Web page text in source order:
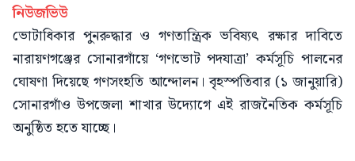
নিউজভিউ
ভোটাধিকার পুনরুদ্ধার ও গণতান্ত্রিক ভবিষ্যৎ রক্ষার দাবিতে
নারায়ণগঞ্জের সোনারগাঁয়ে ‘গণভোট পদযাত্রা’ কর্মসূচি পালনের
ঘোষণা দিয়েছে গণসংহতি আন্দোলন। বৃহস্পতিবার (১ জানুয়ারি)
সোনারগাঁও উপজেলা শাখার উদ্যোগে এই রাজনৈতিক কর্মসূচি
অনুষ্ঠিত হতে যাচ্ছে।